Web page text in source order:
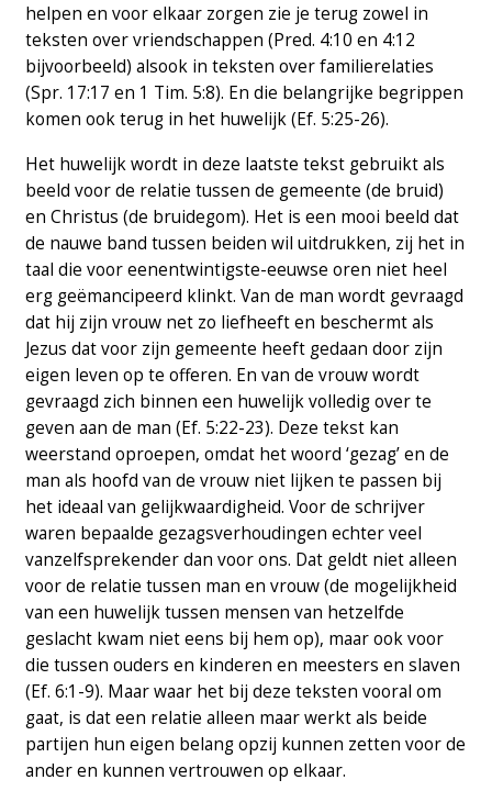
helpen en voor elkaar zorgen zie je terug zowel in
teksten over vriendschappen (Pred. 4:10 en 4:12
bijvoorbeeld) alsook in teksten over familierelaties
(Spr. 17:17 en 1 Tim. 5:8). En die belangrijke begrippen
komen ook terug in het huwelijk (Ef. 5:25-26).
Het huwelijk wordt in deze laatste tekst gebruikt als
beeld voor de relatie tussen de gemeente (de bruid)
en Christus (de bruidegom). Het is een mooi beeld dat
de nauwe band tussen beiden wil uitdrukken, zij het in
taal die voor eenentwintigste-eeuwse oren niet heel
erg geëmancipeerd klinkt. Van de man wordt gevraagd
dat hij zijn vrouw net zo liefheeft en beschermt als
Jezus dat voor zijn gemeente heeft gedaan door zijn
eigen leven op te offeren. En van de vrouw wordt
gevraagd zich binnen een huwelijk volledig over te
geven aan de man (Ef. 5:22-23). Deze tekst kan
weerstand oproepen, omdat het woord ‘gezag’ en de
man als hoofd van de vrouw niet lijken te passen bij
het ideaal van gelijkwaardigheid. Voor de schrijver
waren bepaalde gezagsverhoudingen echter veel
vanzelfsprekender dan voor ons. Dat geldt niet alleen
voor de relatie tussen man en vrouw (de mogelijkheid
van een huwelijk tussen mensen van hetzelfde
geslacht kwam niet eens bij hem op), maar ook voor
die tussen ouders en kinderen en meesters en slaven
(Ef. 6:1-9). Maar waar het bij deze teksten vooral om
gaat, is dat een relatie alleen maar werkt als beide
partijen hun eigen belang opzij kunnen zetten voor de
ander en kunnen vertrouwen op elkaar.